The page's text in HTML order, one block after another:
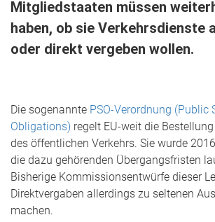
Mitgliedstaaten müssen
haben, ob sie Verkehrsdienste
oder direkt vergeben wollen.
Die sogenannte PSO-Verordnung (Public
Obligations) regelt EU-weit die
des öffentlichen Verkehrs. Sie wurde
die dazu gehörenden Übergangsfristen
Bisherige Kommissionsentwürfe dieser
Direktvergaben allerdings zu seltenen
machen.